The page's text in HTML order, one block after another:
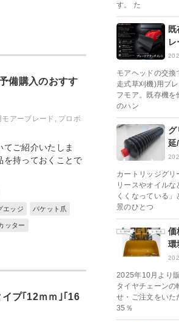
備購入のおすす
モアーブレード , プロボ
ご紹介いたしま
を持っておくことで
エッジ バケット爪
ッター
プ｢12ｍｍ｣｢16
す。 た
モアヘッドの交換
走式草刈機)用ブ
フモア。既存機を
のハン
グ
延
カートリッジグ
リースやオイル
くくなっている
景のひとつ
価
環
2025年10月より
タイヤチェーン
せ・ご注文をいた
35％